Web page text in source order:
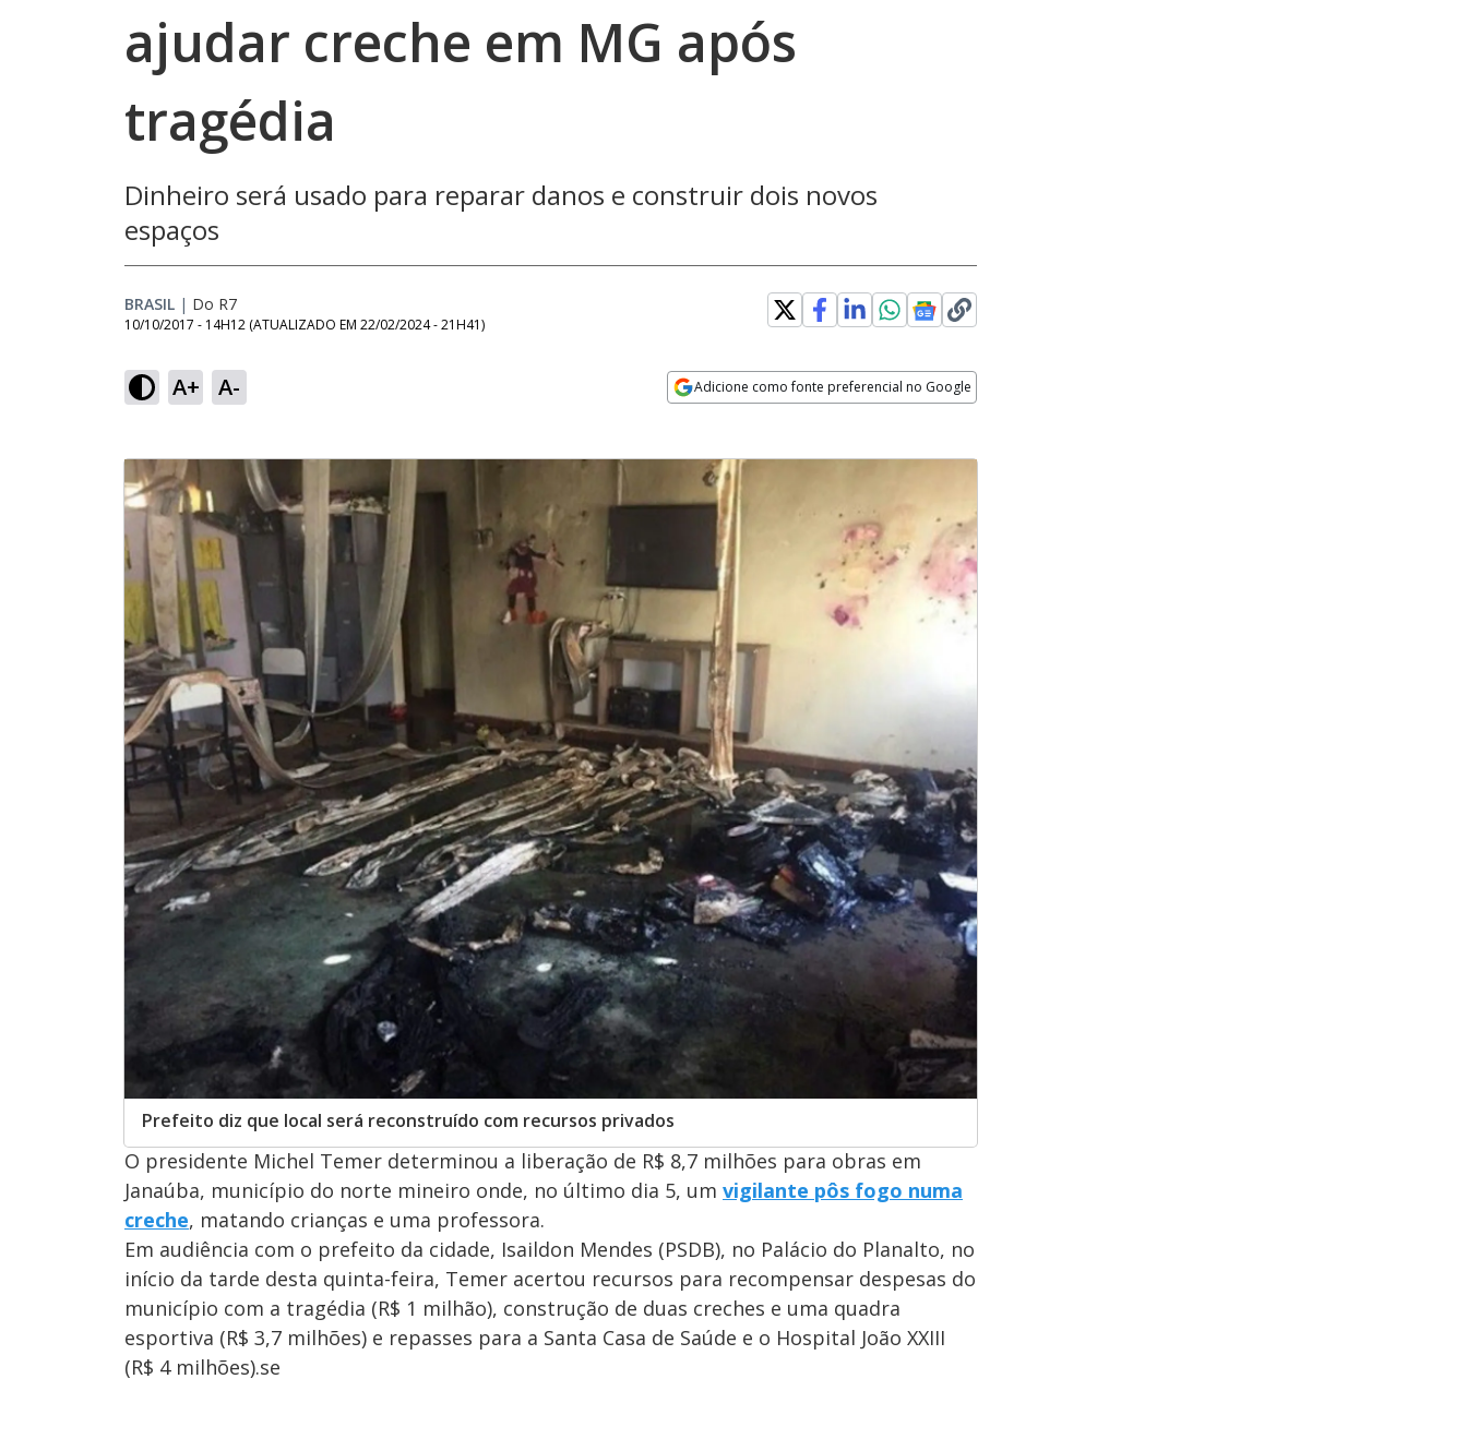
ajudar creche em MG após
tragédia
Dinheiro será usado para reparar danos e construir dois novos
espaços
BRASIL | Do R7
10/10/2017 - 14H12 (ATUALIZADO EM 22/02/2024 - 21H41)
A+ A- Adicione como fonte preferencial no Google
Prefeito diz que local será reconstruído com recursos privados
O presidente Michel Temer determinou a liberação de R$ 8,7 milhões para obras em
Janaúba, município do norte mineiro onde, no último dia 5, um vigilante pôs fogo numa
creche, matando crianças e uma professora.
Em audiência com o prefeito da cidade, Isaildon Mendes (PSDB), no Palácio do Planalto, no
início da tarde desta quinta-feira, Temer acertou recursos para recompensar despesas do
município com a tragédia (R$ 1 milhão), construção de duas creches e uma quadra
esportiva (R$ 3,7 milhões) e repasses para a Santa Casa de Saúde e o Hospital João XXIII
(R$ 4 milhões).se